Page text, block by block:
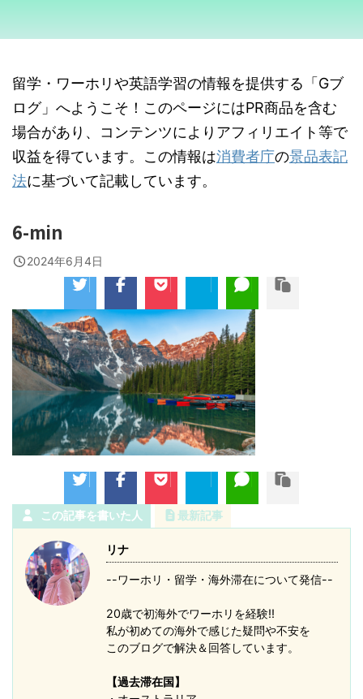
留学・ワーホリや英語学習の情報を提供する「Gブ
ログ」へようこそ！このページにはPR商品を含む
場合があり、コンテンツによりアフィリエイト等で
収益を得ています。この情報は消費者庁の景品表記
法に基づいて記載しています。
6-min
2024年6月4日
この記事を書いた人 最新記事
リナ
--ワーホリ・留学・海外滞在について発信--
20歳で初海外でワーホリを経験!!
私が初めての海外で感じた疑問や不安を
このブログで解決＆回答しています。
【過去滞在国】